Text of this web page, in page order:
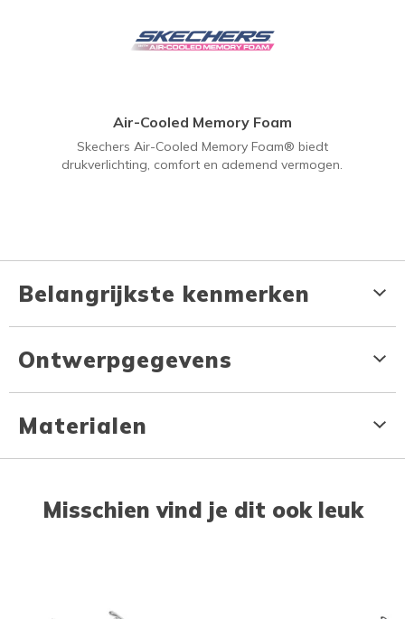
Air-Cooled Memory Foam
Skechers Air-Cooled Memory Foam® biedt
drukverlichting, comfort en ademend vermogen.
Belangrijkste kenmerken
Ontwerpgegevens
Materialen
Misschien vind je dit ook leuk